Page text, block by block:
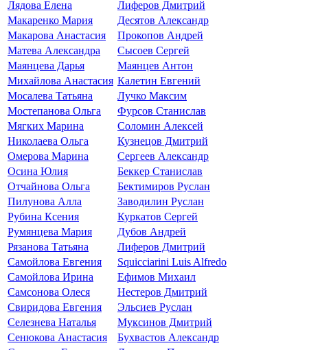
Лядова Елена
Лиферов Дмитрий
Макаренко Мария
Десятов Александр
Макарова Анастасия
Прокопов Андрей
Матева Александра
Сысоев Сергей
Маянцева Дарья
Маянцев Антон
Михайлова Анастасия Калетин Евгений
Мосалева Татьяна
Лучко Максим
Мостепанова Ольга
Фурсов Станислав
Мягких Марина
Соломин Алексей
Николаева Ольга
Кузнецов Дмитрий
Омерова Марина
Сергеев Александр
Осина Юлия
Беккер Станислав
Отчайнова Ольга
Бектимиров Руслан
Пилунова Алла
Заводилин Руслан
Рубина Ксения
Куркатов Сергей
Румянцева Мария
Дубов Андрей
Рязанова Татьяна
Лиферов Дмитрий
Самойлова Евгения
Squicciarini Luis Alfredo
Самойлова Ирина
Ефимов Михаил
Самсонова Олеся
Нестеров Дмитрий
Свиридова Евгения
Эльсиев Руслан
Селезнева Наталья
Муксинов Дмитрий
Сенюкова Анастасия
Бухвастов Александр